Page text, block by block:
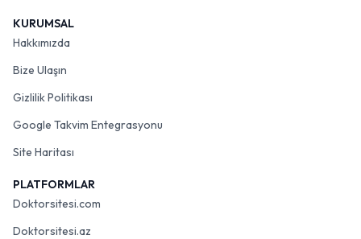
KURUMSAL
Hakkımızda
Bize Ulaşın
Gizlilik Politikası
Google Takvim Entegrasyonu
Site Haritası
PLATFORMLAR
Doktorsitesi.com
Doktorsitesi.az